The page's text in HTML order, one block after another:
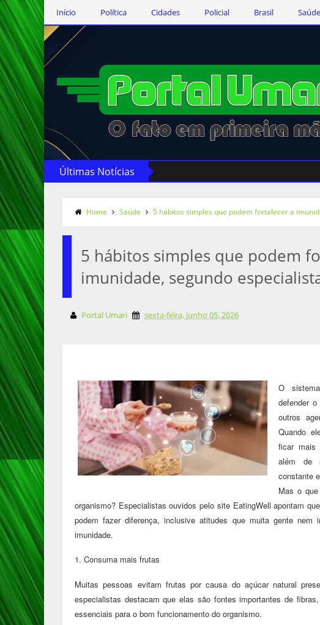
Início Política Cidades Policial Brasil Saúde
Últimas Notícias
Home Saúde 5 hábitos simples que podem fortalecer a
5 hábitos simples que podem
imunidade, segundo
Portal Umari sexta-feira, junho 05, 2026
O
defender
outros
Quando
ficar mais
além de
constante
Mas o
organismo? Especialistas ouvidos pelo site EatingWell apontam
podem fazer diferença, inclusive atitudes que muita gente nem
imunidade.
1. Consuma mais frutas
Muitas pessoas evitam frutas por causa do açúcar natural
especialistas destacam que elas são fontes importantes de
essenciais para o bom funcionamento do organismo.